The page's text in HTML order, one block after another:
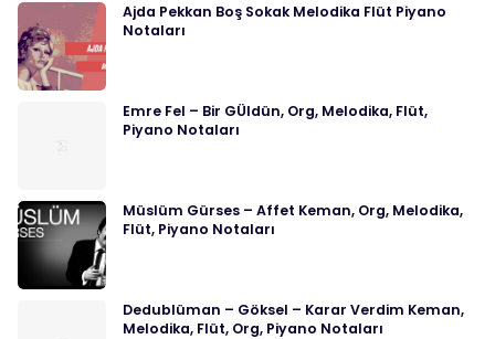
Ajda Pekkan Boş Sokak Melodika Flüt Piyano
Notaları
Emre Fel – Bir GÜldün, Org, Melodika, Flüt,
Piyano Notaları
Müslüm Gürses – Affet Keman, Org, Melodika,
Flüt, Piyano Notaları
Dedublüman – Göksel – Karar Verdim Keman,
Melodika, Flüt, Org, Piyano Notaları